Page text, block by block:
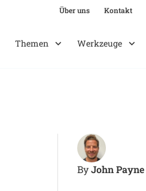
Über uns Kontakt
Themen Werkzeuge
ByJohn Payne